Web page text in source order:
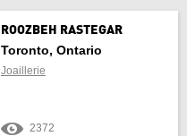
ROOZBEH RASTEGAR
Toronto, Ontario
Joaillerie
2372